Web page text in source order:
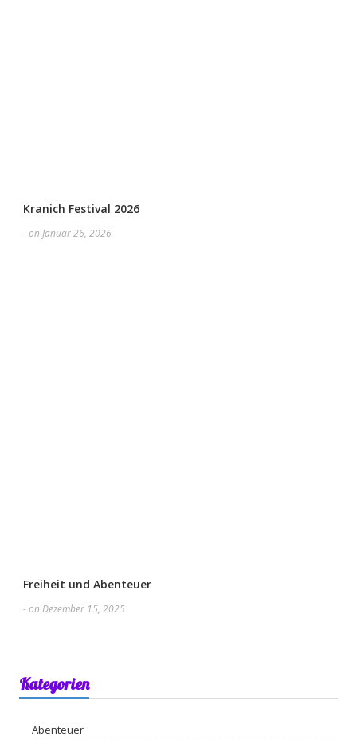
Kranich Festival 2026
- on Januar 26, 2026
Freiheit und Abenteuer
- on Dezember 15, 2025
Kategorien
Abenteuer